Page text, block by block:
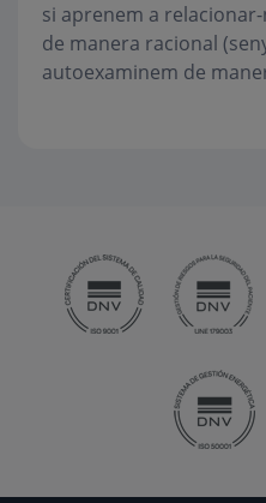
si aprenem a
de manera racional
autoexaminem de